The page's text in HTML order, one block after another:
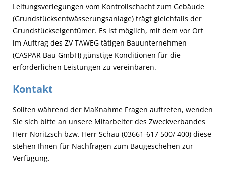
Leitungsverlegungen vom Kontrollschacht zum Gebäude
(Grundstücksentwässerungsanlage) trägt gleichfalls der
Grundstückseigentümer. Es ist möglich, mit dem vor Ort
im Auftrag des ZV TAWEG tätigen Bauunternehmen
(CASPAR Bau GmbH) günstige Konditionen für die
erforderlichen Leistungen zu vereinbaren.
Kontakt
Sollten während der Maßnahme Fragen auftreten, wenden
Sie sich bitte an unsere Mitarbeiter des Zweckverbandes
Herr Noritzsch bzw. Herr Schau (03661-617 500/ 400) diese
stehen Ihnen für Nachfragen zum Baugeschehen zur
Verfügung.